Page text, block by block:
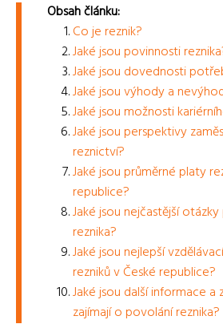
Obsah článku:
Co je reznik?
Jaké jsou povinnosti
Jaké jsou dovednosti
Jaké jsou výhody a
Jaké jsou možnosti
Jaké jsou perspektivy
reznictví?
Jaké jsou průměrné platy
republice?
Jaké jsou nejčastější
reznika?
Jaké jsou nejlepší
rezniků v České republice?
Jaké jsou další informace
zajímají o povolání reznika?